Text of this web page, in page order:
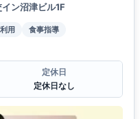
ン沼津ビル1F
用
食事指導
定休日
定休日なし